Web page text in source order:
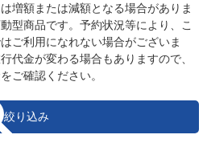
増額または減額となる場合がありま
型商品です。予約状況等により、こ
ご利用になれない場合がございま
代金が変わる場合もありますので、
ご確認ください。
絞り込み